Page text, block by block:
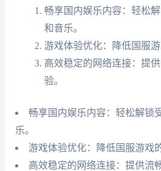
畅享国内娱乐内容：轻松
和音乐。
游戏体验优化：降低国服
高效稳定的网络连接：提
验。
畅享国内娱乐内容：轻松解锁
乐。
游戏体验优化：降低国服游戏
高效稳定的网络连接：提供流